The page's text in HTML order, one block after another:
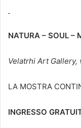
NATURA – SOUL –
Velatrhi Art Gallery,
LA MOSTRA
INGRESSO